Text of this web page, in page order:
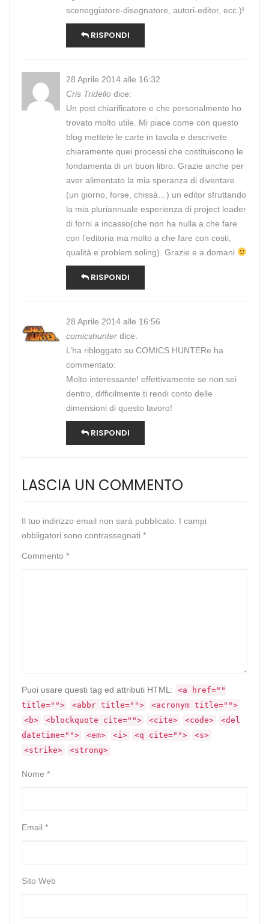
sceneggiatore-disegnatore, autori-editor, ecc.)!
RISPONDI
28 Aprile 2014 alle 16:32
Cris Tridello dice:
Un post chiarificatore e che personalmente ho
trovato molto utile. Mi piace come con questo
blog mettete le carte in tavola e descrivete
chiaramente quei processi che costituiscono le
fondamenta di un buon libro. Grazie anche per
aver alimentato la mia speranza di diventare
(un giorno, forse, chissà…) un editor sfruttando
la mia pluriannuale esperienza di project leader
di forni a incasso(che non ha nulla a che fare
con l’editoria ma molto a che fare con costi,
qualità e problem soling). Grazie e a domani
RISPONDI
28 Aprile 2014 alle 16:56
comicshunter dice:
L’ha ribloggato su COMICS HUNTERe ha
commentato:
Molto interessante! effettivamente se non sei
dentro, difficilmente ti rendi conto delle
dimensioni di questo lavoro!
RISPONDI
LASCIA UN COMMENTO
Il tuo indirizzo email non sarà pubblicato.
I campi
obbligatori sono contrassegnati *
Commento *
Puoi usare questi tag ed attributi HTML: <a href=""
title="">
<abbr title="">
<acronym title="">
<b>
<blockquote cite=""> <cite> <code>
<del
datetime="">
<em> <i> <q cite="">
<s>
<strike>
<strong>
Nome *
Email *
Sito Web